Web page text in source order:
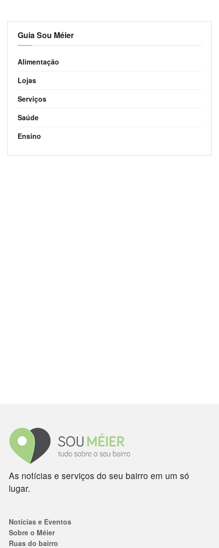
Guia Sou Méier
Alimentação
Lojas
Serviços
Saúde
Ensino
As notícias e serviços do seu bairro em um só
lugar.
Notícias e Eventos
Sobre o Méier
Ruas do bairro